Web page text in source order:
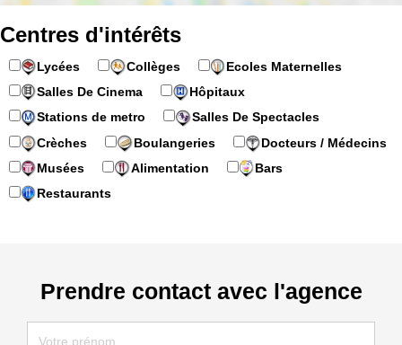
Centres d'intérêts
Lycées Collèges
Ecoles Maternelles
Salles De Cinema
Hôpitaux
Stations de metro
Salles De Spectacles
Crèches
Boulangeries
Docteurs / Médecins
Musées
Alimentation
Bars
Restaurants
Prendre contact avec l'agence